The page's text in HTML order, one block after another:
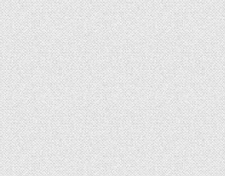
BEGLEITER FÜR REISEN & KURZTRIPS 5 (2)